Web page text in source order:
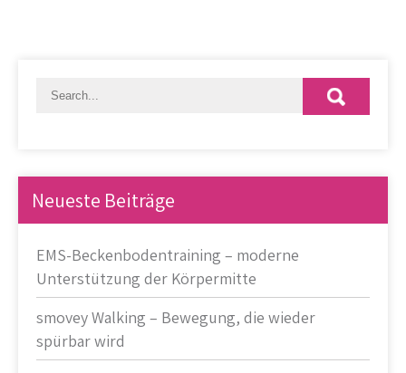
Neueste Beiträge
EMS-Beckenbodentraining – moderne
Unterstützung der Körpermitte
smovey Walking – Bewegung, die wieder
spürbar wird